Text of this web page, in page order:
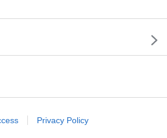
Privacy Policy
I ricordi delle balere
mi sono sempre
a calcio e sapevo
danzanti, strette nei
"Todo, todo se
piace, la sua musica,
con la sua allegra e